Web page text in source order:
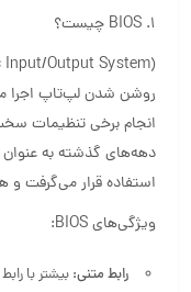
1. BIOS چیست؟
روشن شدن لپ‌تاپ اجرا
دهه‌های گذشته به عنوان
استفاده قرار می‌گرفت و
ویژگی‌های BIOS:
رابط متنی: